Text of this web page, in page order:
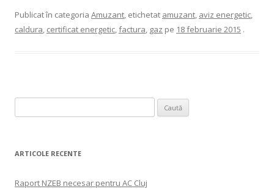
Publicat în categoria Amuzant, etichetat amuzant, aviz energetic,
caldura, certificat energetic,factura, gaz pe 18 februarie 2015 .
după:
ARTICOLE RECENTE
Raport NZEB necesar pentru AC Cluj